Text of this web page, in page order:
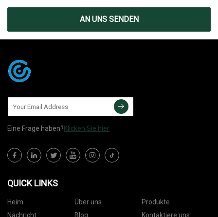
AN UNS SENDEN
Eine Frage haben?Klicken Sie hier
QUICK LINKS
Heim Über uns
Produkte
Nachricht
Blog Kontaktiere uns